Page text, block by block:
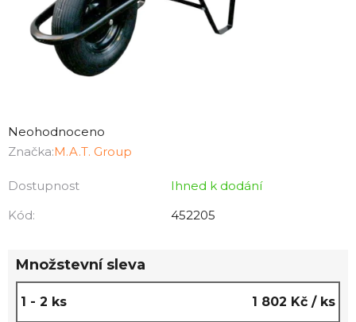
hodnocení
produktu
0,0
z
Neohodnoceno
Značka:M.A.T. Group
Dostupnost
Ihned k dodání
Kód:
452205
Množstevní sleva
1 - 2 ks 1 802 Kč / ks